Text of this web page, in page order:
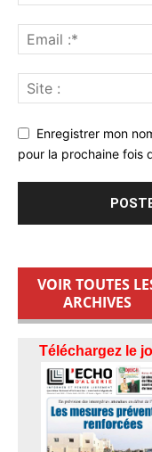
Enregistrer mon
pour la prochaine fois
VOIR TOUTES
ARCHIVES